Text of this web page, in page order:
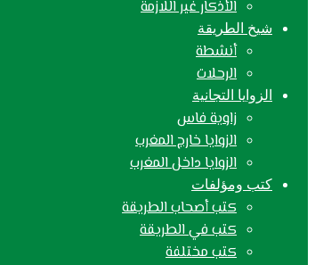
الأذكار غير اللازمة
شيخ الطريقة
أنشطة
الرحلات
الزوايا التجانية
زاوية فاس
الزوايا خارج المغرب
الزوايا داخل المغرب
كتب ومؤلفات
كتب أصحاب الطريقة
كتب في الطريقة
كتب مختلفة